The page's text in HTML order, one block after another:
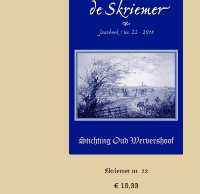
Skriemer nr. 22
€ 10,00